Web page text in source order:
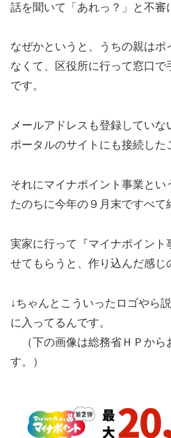
話を聞いて「あれっ？」と不審
なぜかというと、うちの親はポ
なくて、区役所に行って窓口で
です。
メールアドレスも登録してい
ポータルのサイトにも接続した
それにマイナポイント事業と
たのちに今年の９月末ですべて
実家に行って『マイナポイント
せてもらうと、作り込んだ感じ
↓ちゃんとこういったロゴやら
に入ってるんです。
（下の画像は総務省ＨＰから
す。）